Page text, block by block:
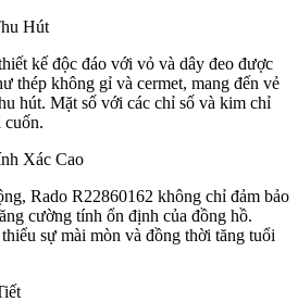
Hút
kế độc đáo với vỏ và dây đeo được
thép không gỉ và cermet, mang đến vẻ
hút. Mặt số với các chỉ số và kim chỉ
cuốn.
Xác Cao
Rado R22860162 không chỉ đảm bảo
cường tính ổn định của đồng hồ.
sự mài mòn và đồng thời tăng tuổi